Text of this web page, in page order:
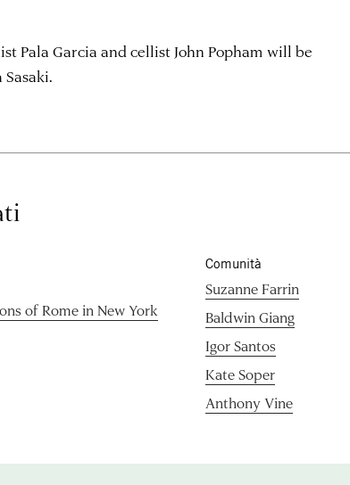
Pala Garcia and cellist John Popham will be
of Rome in New York
Comunità
Suzanne Farrin
Baldwin Giang
Igor Santos
Kate Soper
Anthony Vine